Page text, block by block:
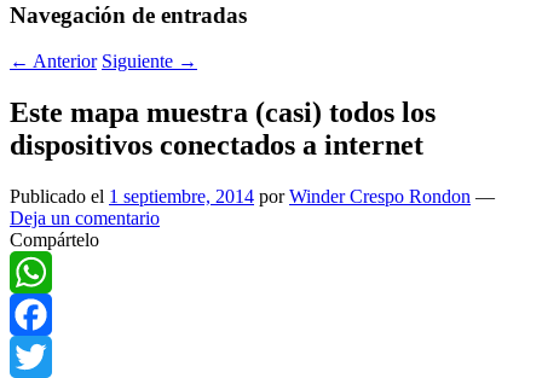
Navegación de entradas
← Anterior Siguiente →
Este mapa muestra (casi) todos los
dispositivos conectados a internet
Publicado el 1 septiembre, 2014 porWinder Crespo Rondon —
Deja un comentario
Compártelo
WhatsApp
Facebook